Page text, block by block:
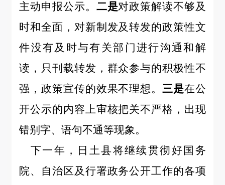
主动申报公示。 二是对政策解读不够及
时和全面，对新制发及转发的政策性文
件没有及时与有关部门进行沟通和解
读，只刊载转发，群众参与的积极性不
强，政策宣传的效果不理想。 三是在公
开公示的内容上审核把关不严格，出现
错别字、语句不通等现象。
下一年，日土县将继续贯彻好国务
院、自治区及行署政务公开工作的各项